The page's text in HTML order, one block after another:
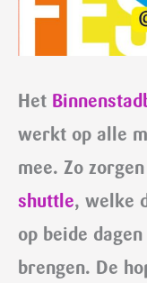
Het
werkt op alle
mee. Zo
shuttle, welke
op beide
brengen. De